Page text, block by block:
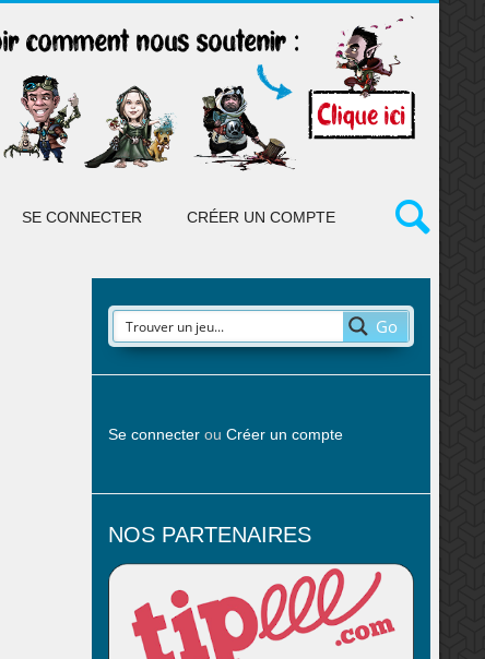
SE CONNECTER CRÉER UN COMPTE
Go
Se connecterou Créer un compte
NOS PARTENAIRES